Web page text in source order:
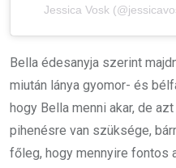
Jessica Vosk
Bella édesanyja szerint
miután lánya gyomor- és
hogy Bella menni akar, de
pihenésre van szüksége,
főleg, hogy mennyire fontos